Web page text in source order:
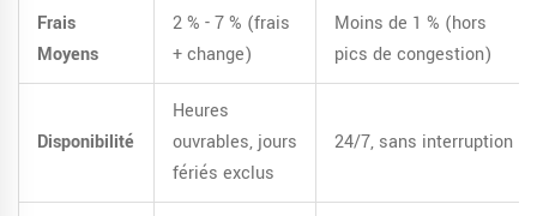
Frais
Moyens
2 % - 7 % (frais
+ change)
Moins de 1 % (hors
pics de congestion)
Disponibilité
Heures
ouvrables, jours
fériés exclus
24/7, sans interruption